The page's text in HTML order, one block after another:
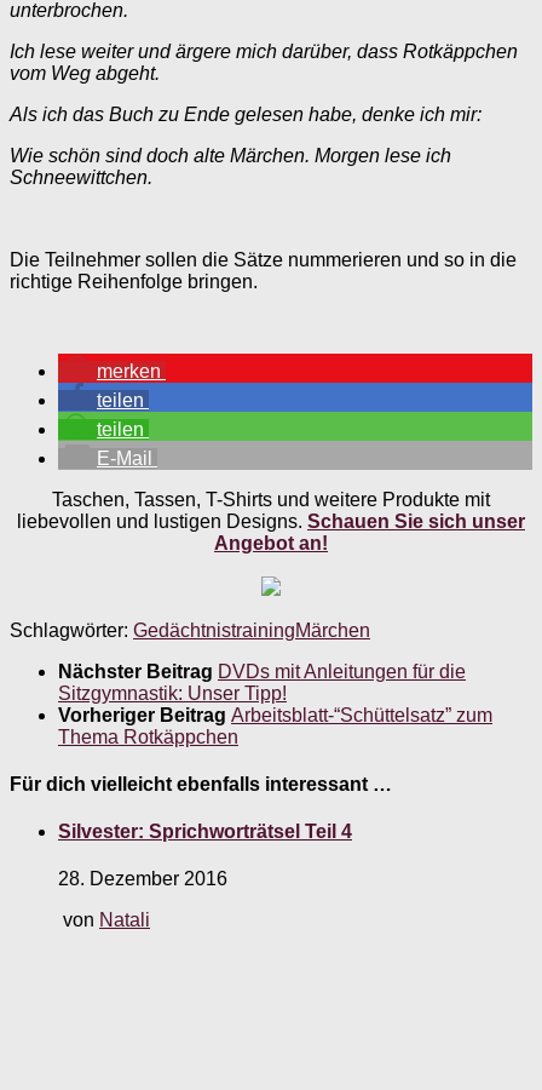
unterbrochen.
Ich lese weiter und ärgere mich darüber, dass Rotkäppchen
vom Weg abgeht.
Als ich das Buch zu Ende gelesen habe, denke ich mir:
Wie schön sind doch alte Märchen. Morgen lese ich
Schneewittchen.
Die Teilnehmer sollen die Sätze nummerieren und so in die
richtige Reihenfolge bringen.
merken
teilen
teilen
E-Mail
Taschen, Tassen, T-Shirts und weitere Produkte mit
liebevollen und lustigen Designs. Schauen Sie sich unser
Angebot an!
Schlagwörter: GedächtnistrainingMärchen
Nächster Beitrag DVDs mit Anleitungen für die
Sitzgymnastik: Unser Tipp!
Vorheriger Beitrag Arbeitsblatt-“Schüttelsatz” zum
Thema Rotkäppchen
Für dich vielleicht ebenfalls interessant …
Silvester: Sprichworträtsel Teil 4
28. Dezember 2016
von Natali